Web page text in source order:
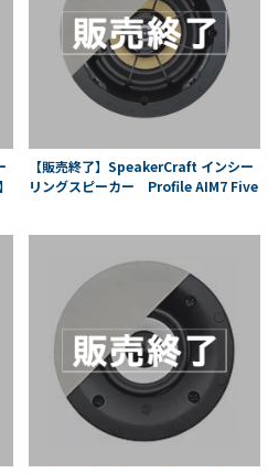
【販売終了】SpeakerCraft インシー
リングスピーカー Profile AIM7 Five